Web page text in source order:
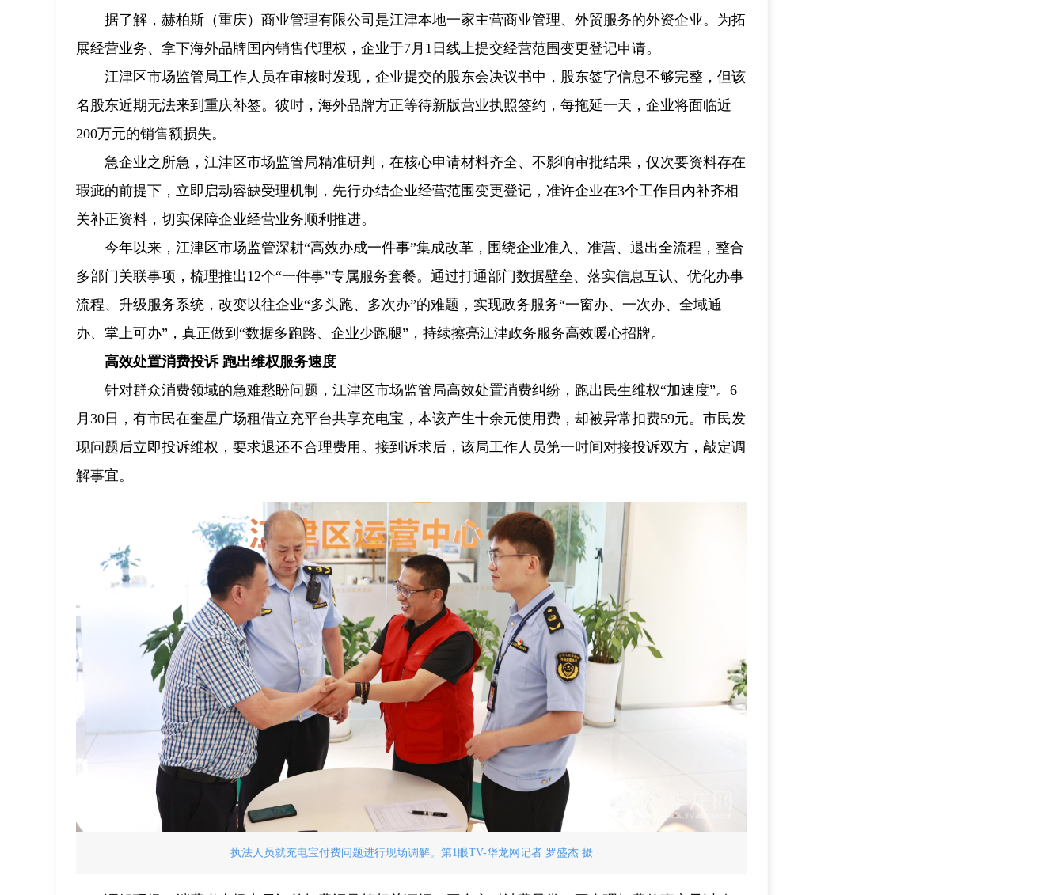
据了解，赫柏斯（重庆）商业管理有限公司是江津本地一家主营商业管理、外贸服务的外资企业。为拓
展经营业务、拿下海外品牌国内销售代理权，企业于7月1日线上提交经营范围变更登记申请。
江津区市场监管局工作人员在审核时发现，企业提交的股东会决议书中，股东签字信息不够完整，但该
名股东近期无法来到重庆补签。彼时，海外品牌方正等待新版营业执照签约，每拖延一天，企业将面临近
200万元的销售额损失。
急企业之所急，江津区市场监管局精准研判，在核心申请材料齐全、不影响审批结果，仅次要资料存在
瑕疵的前提下，立即启动容缺受理机制，先行办结企业经营范围变更登记，准许企业在3个工作日内补齐相
关补正资料，切实保障企业经营业务顺利推进。
今年以来，江津区市场监管深耕“高效办成一件事”集成改革，围绕企业准入、准营、退出全流程，整合
多部门关联事项，梳理推出12个“一件事”专属服务套餐。通过打通部门数据壁垒、落实信息互认、优化办事
流程、升级服务系统，改变以往企业“多头跑、多次办”的难题，实现政务服务“一窗办、一次办、全域通
办、掌上可办”，真正做到“数据多跑路、企业少跑腿”，持续擦亮江津政务服务高效暖心招牌。
高效处置消费投诉 跑出维权服务速度
针对群众消费领域的急难愁盼问题，江津区市场监管局高效处置消费纠纷，跑出民生维权“加速度”。6
月30日，有市民在奎星广场租借立充平台共享充电宝，本该产生十余元使用费，却被异常扣费59元。市民发
现问题后立即投诉维权，要求退还不合理费用。接到诉求后，该局工作人员第一时间对接投诉双方，敲定调
解事宜。
执法人员就充电宝付费问题进行现场调解。第1眼TV-华龙网记者 罗盛杰 摄